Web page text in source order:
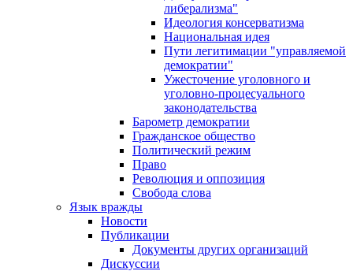
либерализма"
Идеология консерватизма
Национальная идея
Пути легитимации "управляемой
демократии"
Ужесточение уголовного и
уголовно-процесуального
законодательства
Барометр демократии
Гражданское общество
Политический режим
Право
Революция и оппозиция
Свобода слова
Язык вражды
Новости
Публикации
Документы других организаций
Дискуссии